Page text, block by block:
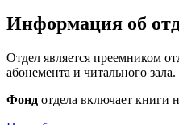
Информация об
Отдел является преемником
абонемента и читального зала.
Фонд отдела включает книги